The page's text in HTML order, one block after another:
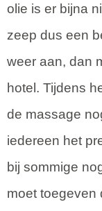
olie is er bijna
zeep dus een
weer aan, dan
hotel. Tijdens
de massage
iedereen het
bij sommige
moet toegeven